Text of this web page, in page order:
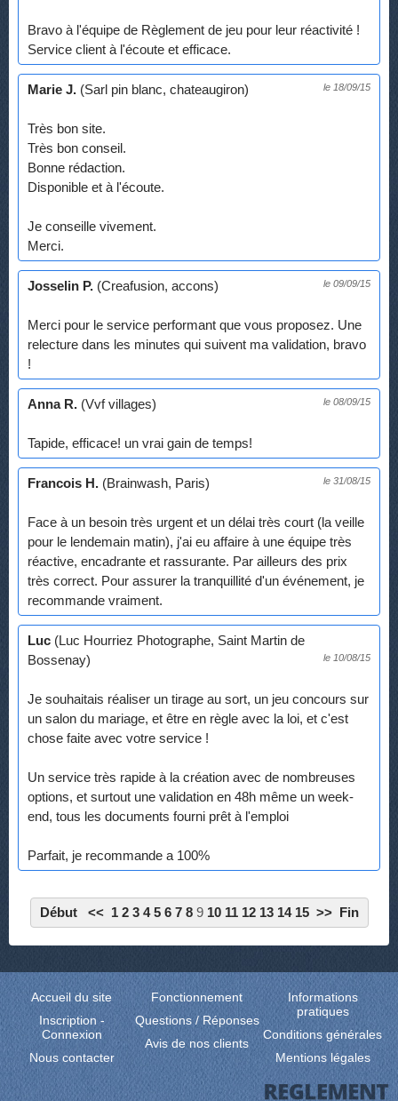
Bravo à l'équipe de Règlement de jeu pour leur réactivité !
Service client à l'écoute et efficace.
Marie J. (Sarl pin blanc, chateaugiron) le 18/09/15
Très bon site.
Très bon conseil.
Bonne rédaction.
Disponible et à l'écoute.
Je conseille vivement.
Merci.
Josselin P. (Creafusion, accons) le 09/09/15
Merci pour le service performant que vous proposez. Une
relecture dans les minutes qui suivent ma validation, bravo
!
Anna R. (Vvf villages) le 08/09/15
Tapide, efficace! un vrai gain de temps!
Francois H. (Brainwash, Paris) le 31/08/15
Face à un besoin très urgent et un délai très court (la veille
pour le lendemain matin), j'ai eu affaire à une équipe très
réactive, encadrante et rassurante. Par ailleurs des prix
très correct. Pour assurer la tranquillité d'un événement, je
recommande vraiment.
Luc (Luc Hourriez Photographe, Saint Martin de
Bossenay)
le 10/08/15
Je souhaitais réaliser un tirage au sort, un jeu concours sur
un salon du mariage, et être en règle avec la loi, et c'est
chose faite avec votre service !
Un service très rapide à la création avec de nombreuses
options, et surtout une validation en 48h même un week-
end, tous les documents fourni prêt à l'emploi
Parfait, je recommande a 100%
Début << 1 2 3 4 5 6 7 8 9 10 11 12 13 14 15 >> Fin
Accueil du site
Inscription -
Connexion
Nous contacter
Fonctionnement
Questions / Réponses
Avis de nos clients
Informations
pratiques
Conditions générales
Mentions légales